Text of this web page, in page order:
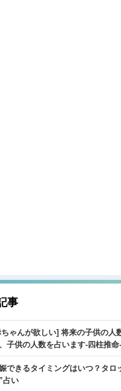
事
ちゃんが欲しい] 将来の子供の人
子供の人数を占います-四柱推
できるタイミングはいつ？タロ
占い